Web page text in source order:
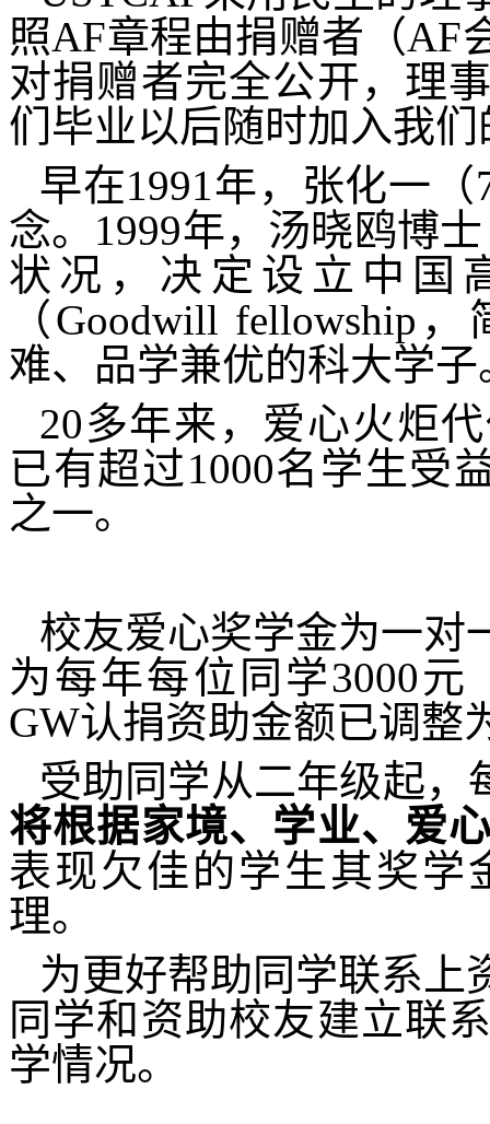
照AF章程由捐赠者（AF
对捐赠者完全公开，理
们毕业以后随时加入我
早在1991年，张化一（
念。 1999年，汤晓鸥博
状况，决定设立中国
（ Goodwill fellowship ，
难、品学兼优的科大学子
20多年来，爱心火炬
已有超过1000名学生受
之一。
校友爱心奖学金为一对
为每年每位同学3000元
GW认捐资助金额已调整
受助同学从二年级起，
将根据家境、学业、爱
表现欠佳的学生其奖学
理。
为更好帮助同学联系上
同学和资助校友建立联
学情况。